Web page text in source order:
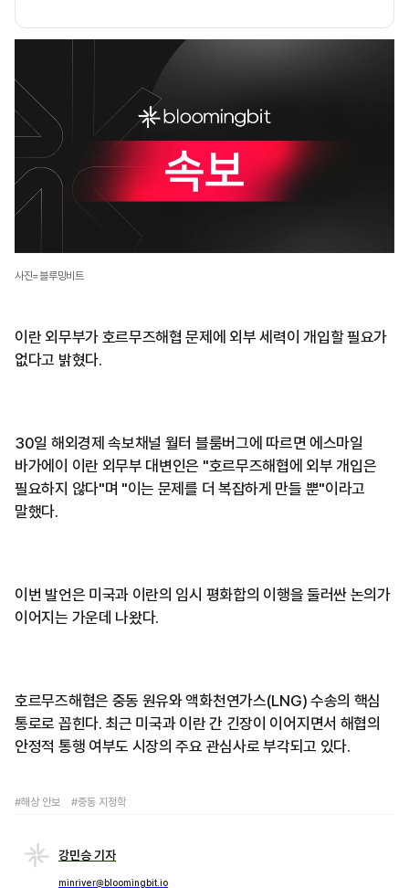
사진=블루밍비트
이란 외무부가 호르무즈해협 문제에 외부 세력이 개입할 필요가
없다고 밝혔다.
30일 해외경제 속보채널 월터 블룸버그에 따르면 에스마일
바가에이 이란 외무부 대변인은 "호르무즈해협에 외부 개입은
필요하지 않다"며 "이는 문제를 더 복잡하게 만들 뿐"이라고
말했다.
이번 발언은 미국과 이란의 임시 평화합의 이행을 둘러싼 논의가
이어지는 가운데 나왔다.
호르무즈해협은 중동 원유와 액화천연가스(LNG) 수송의 핵심
통로로 꼽힌다. 최근 미국과 이란 간 긴장이 이어지면서 해협의
안정적 통행 여부도 시장의 주요 관심사로 부각되고 있다.
#해상 안보 #중동 지정학
강민승 기자
minriver@bloomingbit.io